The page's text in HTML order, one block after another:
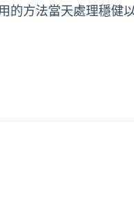
的方法當天處理穩健